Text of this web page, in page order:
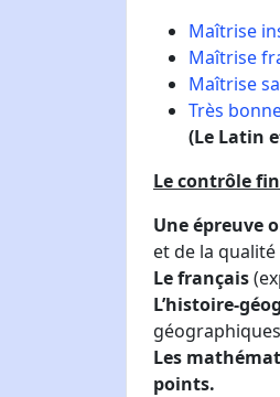
Maîtrise
Maîtrise
Maîtrise
Très
​(Le Latin
Le contrôle
Une épreuve
et de la qualité
Le français
L’histoire-
Les
points.